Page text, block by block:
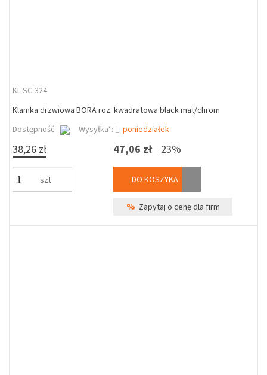
KL-SC-324
Klamka drzwiowa BORA roz. kwadratowa black mat/chrom
Dostępność
Wysyłka*: poniedziałek
38,26 zł
szt
47,06 zł 23%
DO KOSZYKA
% Zapytaj o cenę dla firm